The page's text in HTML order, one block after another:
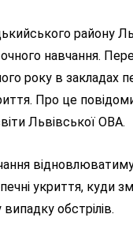
району
навчання.
року в закладах
Про це
Львівської ОВА.
укриття, куди
обстрілів.